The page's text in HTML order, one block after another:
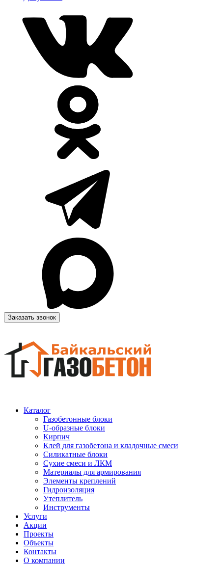
Заказать звонок
Каталог
Газобетонные блоки
U-образные блоки
Кирпич
Клей для газобетона и кладочные смеси
Силикатные блоки
Сухие смеси и ЛКМ
Материалы для армирования
Элементы креплений
Гидроизоляция
Утеплитель
Инструменты
Услуги
Акции
Проекты
Объекты
Контакты
О компании